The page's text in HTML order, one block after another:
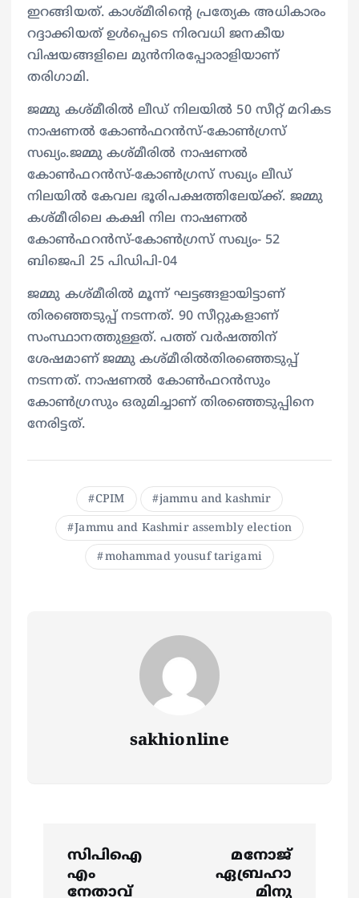
ഇറങ്ങിയത്. കാശ്മീരിന്റെ പ്രത്യേക അധികാരം
റദ്ദാക്കിയത് ഉള്‍പ്പെടെ നിരവധി ജനകീയ
വിഷയങ്ങളിലെ മുന്‍നിരപ്പോരാളിയാണ്
തരിഗാമി.
ജമ്മു കശ്മീരിൽ ലീഡ് നിലയിൽ 50 സീറ്റ് മറികട
നാഷണൽ കോൺഫറൻസ്-കോൺഗ്രസ്
സഖ്യം.ജമ്മു കശ്മീരിൽ നാഷണൽ
കോൺഫറൻസ്-കോൺഗ്രസ് സഖ്യം ലീഡ്
നിലയിൽ കേവല ഭൂരിപക്ഷത്തിലേയ്ക്ക്. ജമ്മു
കശ്മീരിലെ കക്ഷി നില നാഷണൽ
കോൺഫറൻസ്-കോൺഗ്രസ് സഖ്യം- 52
ബിജെപി 25 പിഡിപി-04
ജമ്മു കശ്മീരില്‍ മൂന്ന് ഘട്ടങ്ങളായിട്ടാണ്
തിരഞ്ഞെടുപ്പ് നടന്നത്. 90 സീറ്റുകളാണ്
സംസ്ഥാനത്തുള്ളത്. പത്ത് വര്‍ഷത്തിന്
ശേഷമാണ് ജമ്മു കശ്മീരില്‍തിരഞ്ഞെടുപ്പ്
നടന്നത്. നാഷണല്‍ കോണ്‍ഫറന്‍സും
കോണ്‍ഗ്രസും ഒരുമിച്ചാണ് തിരഞ്ഞെടുപ്പിനെ
നേരിട്ടത്.
CPIM jammu and kashmir
Jammu and Kashmir assembly election
mohammad yousuf tarigami
sakhionline
സിപിഐ
എം
നേതാവ്
മനോജ്
ഏബ്രഹാ
മിനു